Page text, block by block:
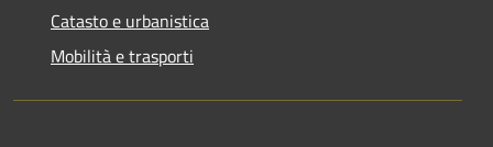
Catasto e urbanistica
Mobilità e trasporti